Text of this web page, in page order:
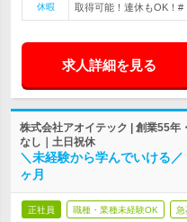
休暇
取得可能！連休もOK！#
求人詳細を見る
株式会社アオイテック | 創業55年
なし｜土日祝休
＼未経験から学んでいける
ヶ月
正社員 職種・業種未経験OK 急